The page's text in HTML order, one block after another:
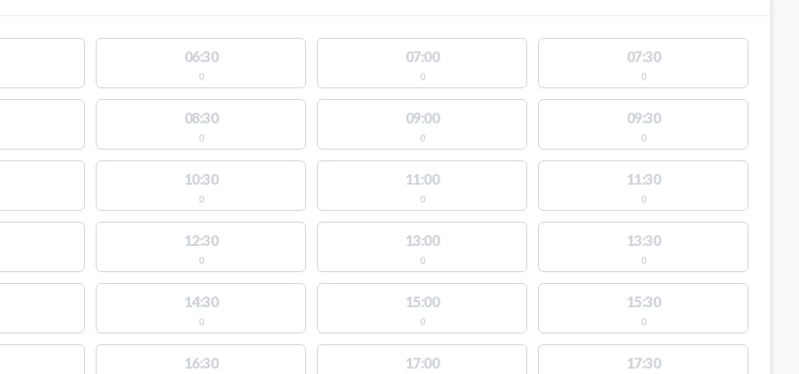
06:30
0
07:00
0
07:30
0
08:30
0
09:00
0
09:30
0
10:30
0
11:00
0
11:30
0
12:30
0
13:00
0
13:30
0
14:30
0
15:00
0
15:30
0
16:30 17:00 17:30